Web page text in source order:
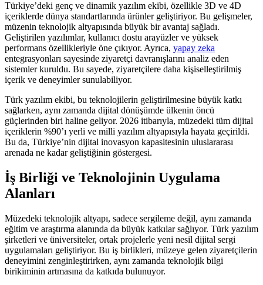
Türkiye’deki genç ve dinamik yazılım ekibi, özellikle 3D ve 4D
içeriklerde dünya standartlarında ürünler geliştiriyor. Bu gelişmeler,
müzenin teknolojik altyapısında büyük bir avantaj sağladı.
Geliştirilen yazılımlar, kullanıcı dostu arayüzler ve yüksek
performans özellikleriyle öne çıkıyor. Ayrıca, yapay zeka
entegrasyonları sayesinde ziyaretçi davranışlarını analiz eden
sistemler kuruldu. Bu sayede, ziyaretçilere daha kişiselleştirilmiş
içerik ve deneyimler sunulabiliyor.
Türk yazılım ekibi, bu teknolojilerin geliştirilmesine büyük katkı
sağlarken, aynı zamanda dijital dönüşümde ülkenin öncü
güçlerinden biri haline geliyor. 2026 itibarıyla, müzedeki tüm dijital
içeriklerin %90’ı yerli ve milli yazılım altyapısıyla hayata geçirildi.
Bu da, Türkiye’nin dijital inovasyon kapasitesinin uluslararası
arenada ne kadar geliştiğinin göstergesi.
İş Birliği ve Teknolojinin Uygulama
Alanları
Müzedeki teknolojik altyapı, sadece sergileme değil, aynı zamanda
eğitim ve araştırma alanında da büyük katkılar sağlıyor. Türk yazılım
şirketleri ve üniversiteler, ortak projelerle yeni nesil dijital sergi
uygulamaları geliştiriyor. Bu iş birlikleri, müzeye gelen ziyaretçilerin
deneyimini zenginleştirirken, aynı zamanda teknolojik bilgi
birikiminin artmasına da katkıda bulunuyor.